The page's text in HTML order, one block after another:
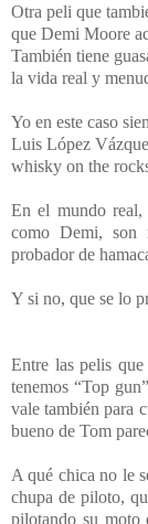
Otra peli que
que Demi Moore
También tiene
la vida real y
Yo en este caso
Luis López
whisky on the
Enel mundoreal,
como Demi, son
probador de
Y si no, que se lo
Entre las pelis
tenemos “Top
vale también para
bueno de Tom
A qué chica no le
chupa de piloto,
pilotando su moto